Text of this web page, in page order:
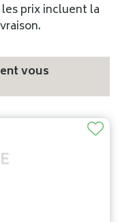
prix incluent la
vous